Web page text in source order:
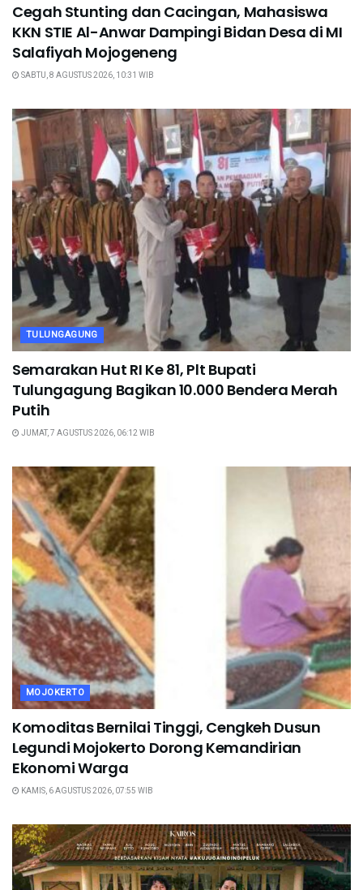
Cegah Stunting dan Cacingan, Mahasiswa
KKN STIE Al-Anwar Dampingi Bidan Desa di MI
Salafiyah Mojogeneng
SABTU, 8 AGUSTUS 2026, 10:31 WIB
TULUNGAGUNG
Semarakan Hut RI Ke 81, Plt Bupati
Tulungagung Bagikan 10.000 Bendera Merah
Putih
JUMAT, 7 AGUSTUS 2026, 06:12 WIB
MOJOKERTO
Komoditas Bernilai Tinggi, Cengkeh Dusun
Legundi Mojokerto Dorong Kemandirian
Ekonomi Warga
KAMIS, 6 AGUSTUS 2026, 07:55 WIB